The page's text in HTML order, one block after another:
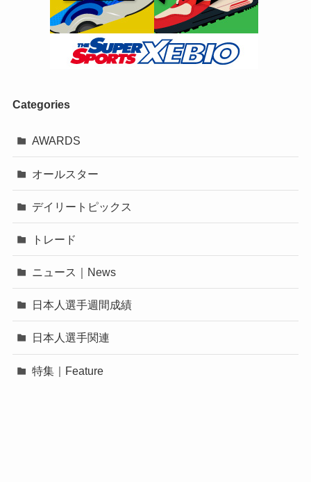
Categories
AWARDS
オールスター
デイリートピックス
トレード
ニュース｜News
日本人選手週間成績
日本人選手関連
特集｜Feature